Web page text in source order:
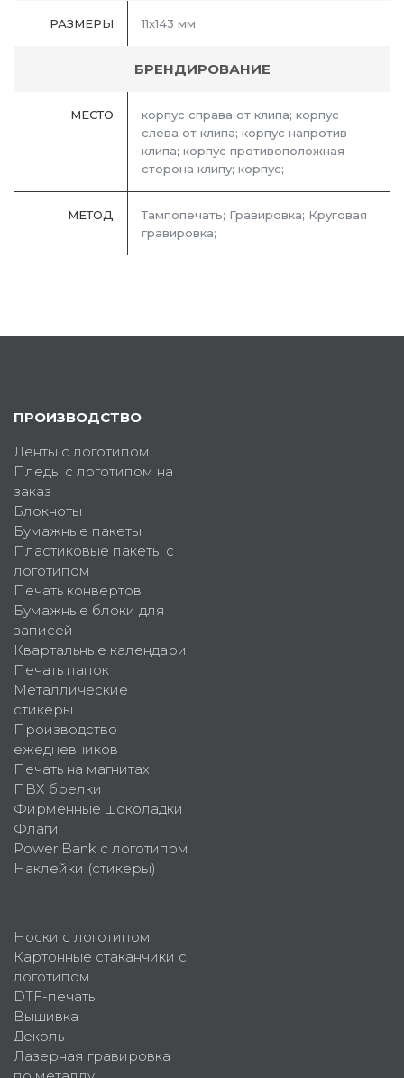
РАЗМЕРЫ 11х143 мм
БРЕНДИРОВАНИЕ
МЕСТО
корпус справа от клипа; корпус
слева от клипа; корпус напротив
клипа; корпус противоположная
сторона клипу; корпус;
МЕТОД
Тампопечать; Гравировка; Круговая
гравировка;
ПРОИЗВОДСТВО
Ленты с логотипом
Пледы с логотипом на
заказ
Блокноты
Бумажные пакеты
Пластиковые пакеты с
логотипом
Печать конвертов
Бумажные блоки для
записей
Квартальные календари
Печать папок
Металлические
стикеры
Производство
ежедневников
Печать на магнитах
ПВХ брелки
Фирменные шоколадки
Флаги
Power Bank с логотипом
Наклейки (стикеры)
Носки с логотипом
Картонные стаканчики с
логотипом
DTF-печать
Вышивка
Деколь
Лазерная гравировка